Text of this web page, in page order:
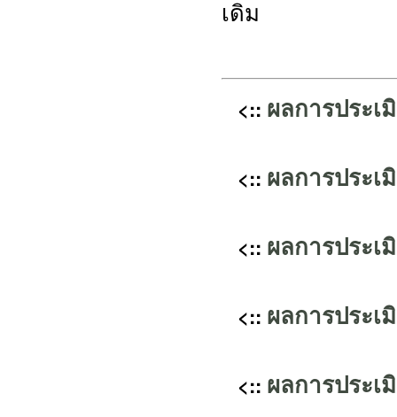
เดิม
<:: ผลการประ
<:: ผลการประ
<:: ผลการประ
<:: ผลการประ
<:: ผลการประ